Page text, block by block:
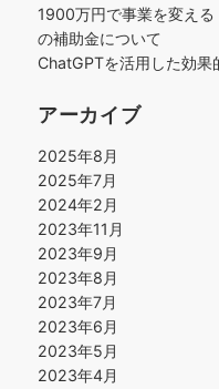
1900万円で事業を変え
の補助金について
ChatGPTを活用した効果
アーカイブ
2025年8月
2025年7月
2024年2月
2023年11月
2023年9月
2023年8月
2023年7月
2023年6月
2023年5月
2023年4月